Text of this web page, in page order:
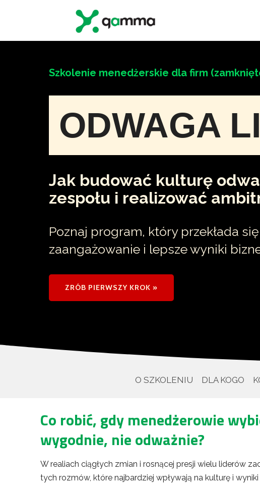
treści
Szkolenie menedżerskie dla firm
ODWAGA
Jak budować kulturę
zespołu i realizować
Poznaj program, który przekłada
zaangażowanie i lepsze wyniki
ZRÓB PIERWSZY KROK »
O SZKOLENIU DLA KOGO
Co robić, gdy menedżerowie
wygodnie, nie odważnie?
W realiach ciągłych zmian i rosnącej presji wielu liderów
tych rozmów, które najbardziej wpływają na kulturę i wyniki